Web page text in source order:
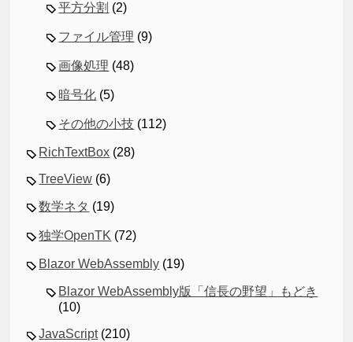
平方分割 (2)
ファイル管理 (9)
画像処理 (48)
暗号化 (5)
その他の小技 (112)
RichTextBox (28)
TreeView (6)
数学ネタ (19)
独学OpenTK (72)
Blazor WebAssembly (19)
Blazor WebAssembly版「信長の野望」もどき
(10)
JavaScript(210)